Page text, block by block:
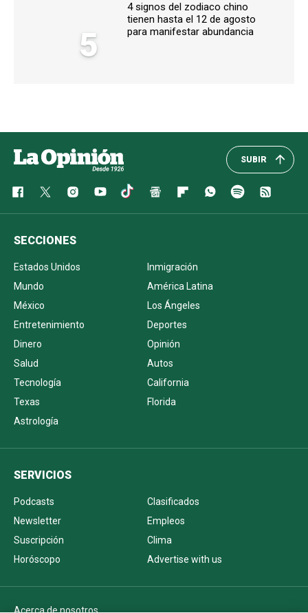
5
4 signos del zodiaco chino
tienen hasta el 12 de agosto
para manifestar abundancia
SUBIR
SECCIONES
Estados Unidos
Inmigración
Mundo
América Latina
México
Los Ángeles
Entretenimiento
Deportes
Dinero
Opinión
Salud
Autos
Tecnología
California
Texas
Florida
Astrología
SERVICIOS
Podcasts
Clasificados
Newsletter
Empleos
Suscripción
Clima
Horóscopo
Advertise with us
Acerca de nosotros